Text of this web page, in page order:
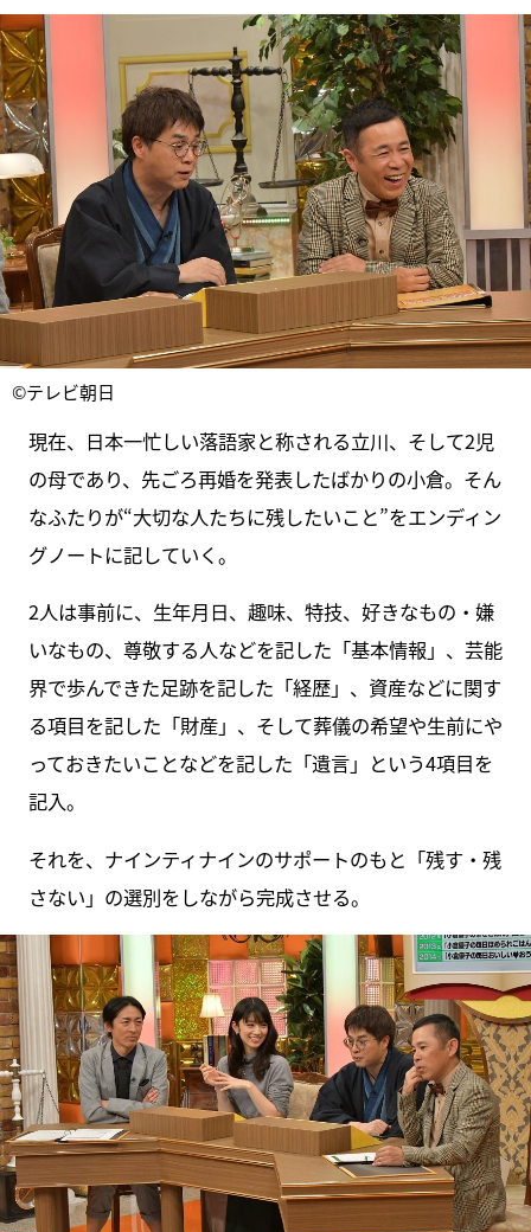
©テレビ朝日
現在、日本一忙しい落語家と称される立川、そして2児
の母であり、先ごろ再婚を発表したばかりの小倉。そん
なふたりが“大切な人たちに残したいこと”をエンディン
グノートに記していく。
2人は事前に、生年月日、趣味、特技、好きなもの・嫌
いなもの、尊敬する人などを記した「基本情報」、芸能
界で歩んできた足跡を記した「経歴」、資産などに関す
る項目を記した「財産」、そして葬儀の希望や生前にや
っておきたいことなどを記した「遺言」という4項目を
記入。
それを、ナインティナインのサポートのもと「残す・残
さない」の選別をしながら完成させる。